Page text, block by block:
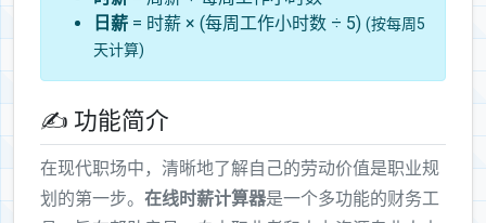
日薪 = 时薪 × (每周工作小时数 ÷ 5) (按每周5
天计算)
✍ 功能简介
在现代职场中，清晰地了解自己的劳动价值是职业规
划的第一步。 在线时薪计算器是一个多功能的财务工